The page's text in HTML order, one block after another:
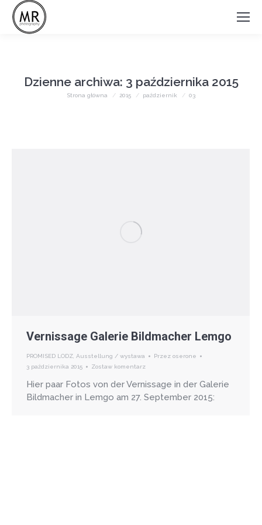
Dzienne archiwa: 3 października 2015
Jesteś tutaj:
Strona główna 2015 październik 03
Vernissage Galerie Bildmacher Lemgo
PROMISED LODZ, Ausstellung / wystawa Przez oserone
3 października 2015
Zostaw komentarz
Hier paar Fotos von der Vernissage in der Galerie
Bildmacher in Lemgo am 27. September 2015: